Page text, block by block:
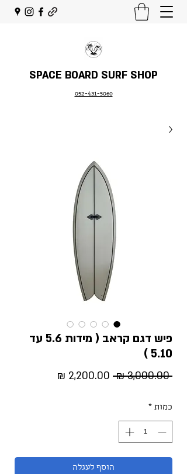
SPACE BOARD SURF SHOP
052-431-5060
פיש דגם קראב ( מידות 5.6 עד
5.10 )
‏3,000.00 ‏₪
מחיר
כמות *
הוסף לעגלה